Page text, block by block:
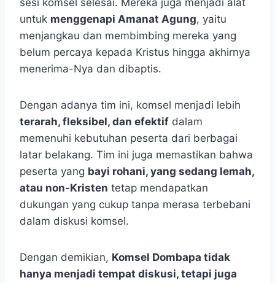
untuk menggenapi Amanat Agung, yaitu
menjangkau dan membimbing mereka yang
belum percaya kepada Kristus hingga akhirnya
menerima-Nya dan dibaptis.
Dengan adanya tim ini, komsel menjadi lebih
terarah, fleksibel, dan efektif dalam
memenuhi kebutuhan peserta dari berbagai
latar belakang. Tim ini juga memastikan bahwa
peserta yang bayi rohani, yang sedang lemah,
atau non-Kristen tetap mendapatkan
dukungan yang cukup tanpa merasa terbebani
dalam diskusi komsel.
Dengan demikian, Komsel Dombapa tidak
hanya menjadi tempat diskusi, tetapi juga